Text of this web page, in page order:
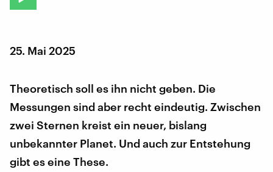
25. Mai 2025
Theoretisch soll es ihn nicht geben. Die
Messungen sind aber recht eindeutig. Zwischen
zwei Sternen kreist ein neuer, bislang
unbekannter Planet. Und auch zur Entstehung
gibt es eine These.